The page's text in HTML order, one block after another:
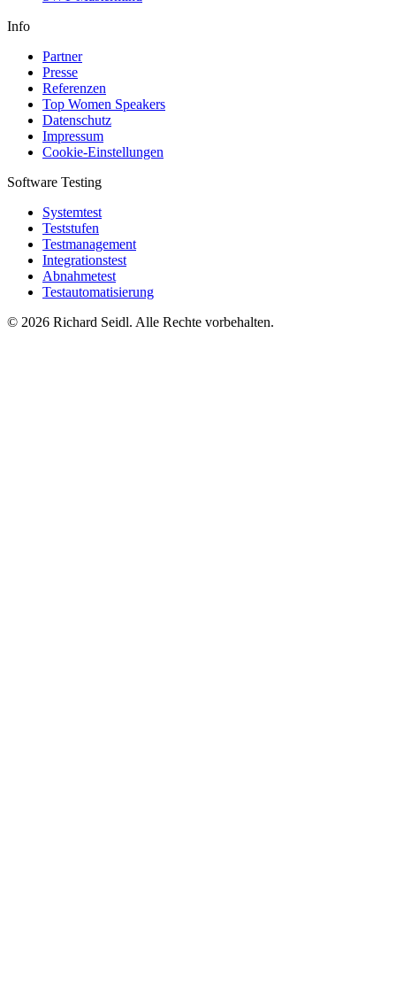
Info
Partner
Presse
Referenzen
Top Women Speakers
Datenschutz
Impressum
Cookie-Einstellungen
Software Testing
Systemtest
Teststufen
Testmanagement
Integrationstest
Abnahmetest
Testautomatisierung
© 2026 Richard Seidl. Alle Rechte vorbehalten.